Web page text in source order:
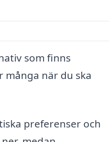
som finns
många när du ska
preferenser och